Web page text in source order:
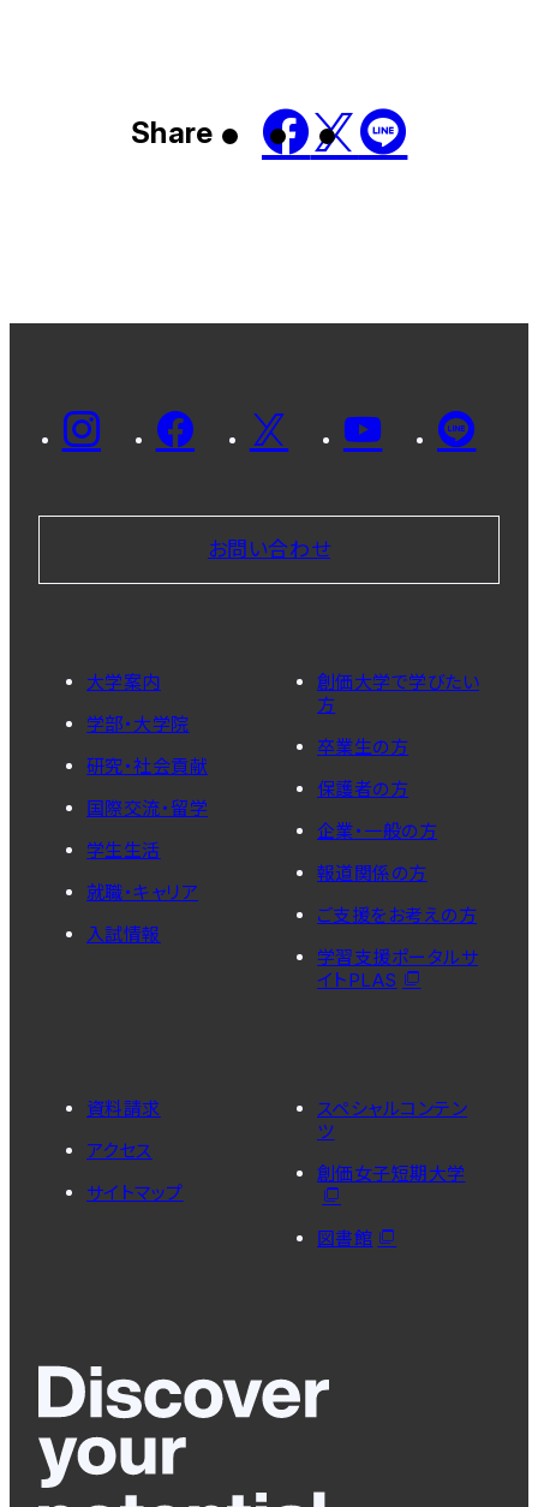
Share
お問い合わせ
大学案内
学部・大学院
研究・社会貢献
国際交流・留学
学生生活
就職・キャリア
入試情報
創価大学で学びたい
方
卒業生の方
保護者の方
企業・一般の方
報道関係の方
ご支援をお考えの方
学習支援ポータルサ
イトPLAS
資料請求
アクセス
サイトマップ
スペシャルコンテン
ツ
創価女子短期大学
図書館